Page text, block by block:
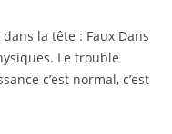
la tête : Faux Dans
Le trouble
c’est normal, c’est